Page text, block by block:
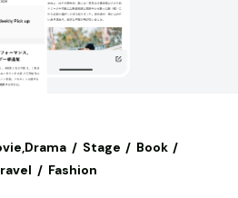
Stage
Book
Fashion